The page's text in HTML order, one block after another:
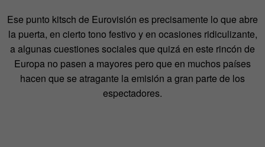
Ese punto kitsch de Eurovisión es precisamente lo que abre
la puerta, en cierto tono festivo y en ocasiones ridiculizante,
a algunas cuestiones sociales que quizá en este rincón de
Europa no pasen a mayores pero que en muchos países
hacen que se atragante la emisión a gran parte de los
espectadores.